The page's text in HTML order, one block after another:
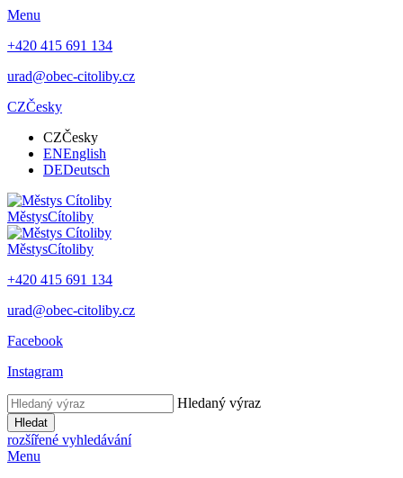
Menu
+420 415 691 134
urad@obec-citoliby.cz
CZČesky
CZČesky
ENEnglish
DEDeutsch
MěstysCítoliby
MěstysCítoliby
+420 415 691 134
urad@obec-citoliby.cz
Facebook
Instagram
Hledaný výraz
Hledat
rozšířené vyhledávání
Menu